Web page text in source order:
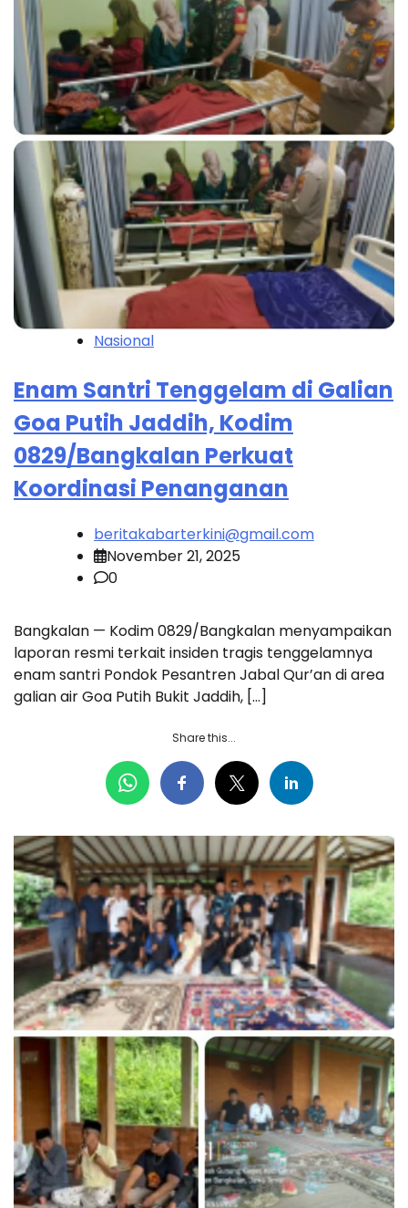
Nasional
Enam Santri Tenggelam di Galian
Goa Putih Jaddih, Kodim
0829/Bangkalan Perkuat
Koordinasi Penanganan
beritakabarterkini@gmail.com
November 21, 2025
0
Bangkalan — Kodim 0829/Bangkalan menyampaikan
laporan resmi terkait insiden tragis tenggelamnya
enam santri Pondok Pesantren Jabal Qur’an di area
galian air Goa Putih Bukit Jaddih, […]
Share this...